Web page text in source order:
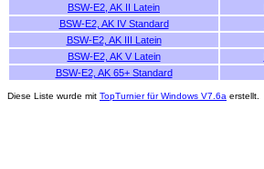
BSW-E2, AK II Latein
BSW-E2, AK IV Standard
BSW-E2, AK III Latein
BSW-E2, AK V Latein
BSW-E2, AK 65+ Standard
Diese Liste wurde mit TopTurnier für Windows V7.6a erstellt.